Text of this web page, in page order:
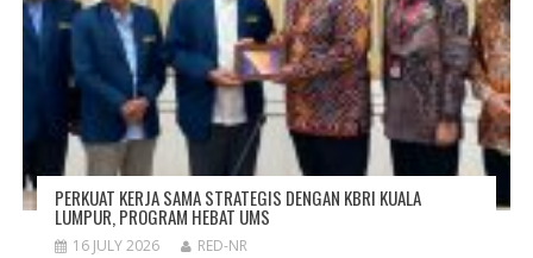
PERKUAT KERJA SAMA STRATEGIS DENGAN KBRI KUALA
LUMPUR, PROGRAM HEBAT UMS
16 JULY 2026 RED-NR